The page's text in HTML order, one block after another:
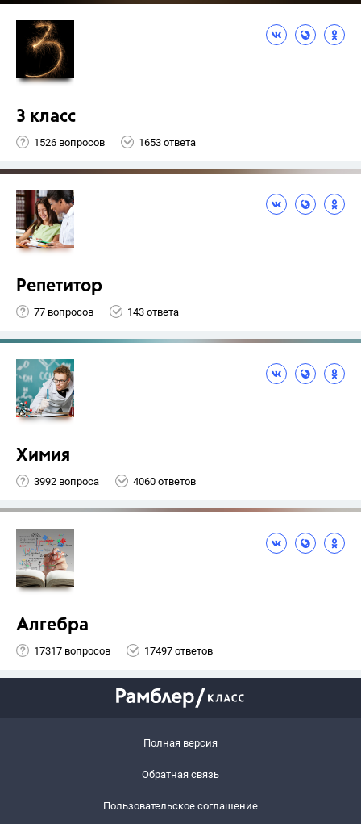
3 класс
1526 вопросов 1653 ответа
Репетитор
77 вопросов 143 ответа
Химия
3992 вопроса 4060 ответов
Алгебра
17317 вопросов 17497 ответов
Полная версия
Обратная связь
Пользовательское соглашение